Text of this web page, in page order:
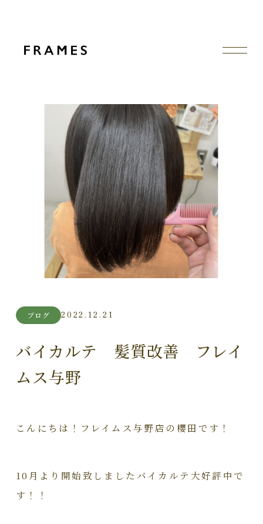
ブログ 2022.12.21
バイカルテ 髪質改善 フレイ
ムス与野
こんにちは！フレイムス与野店の櫻田です！
10月より開始致しましたバイカルテ大好評中で
す！！